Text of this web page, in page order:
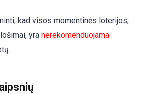
kad visos momentinės loterijos,
yra nerekomenduojama